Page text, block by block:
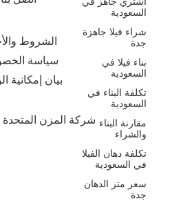
السعودية
شراء فيلا جاهزة
جدة
بناء فيلا في
السعودية
تكلفة البناء في
السعودية
مقارنة البناء
والشراء
تكلفة دهان الفيلا
في السعودية
سعر متر الدهان
جدة
معلومات عنا
التسجيل
مقاول
مدونه